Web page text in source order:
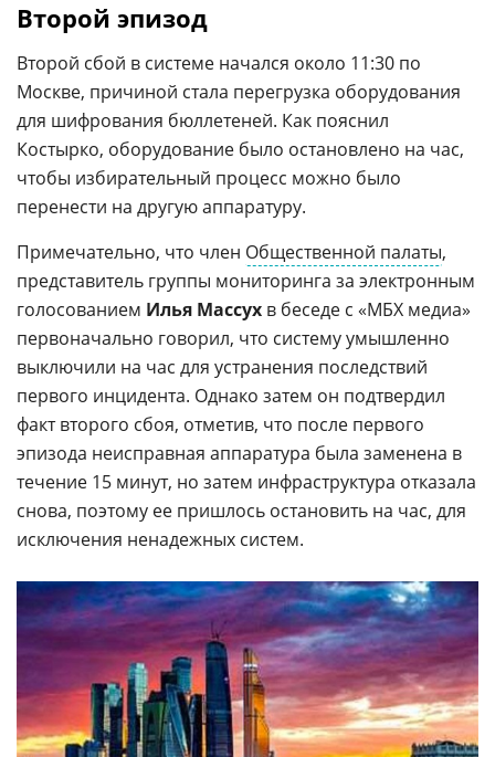
Второй эпизод
Второй сбой в системе начался около 11:30 по
Москве, причиной стала перегрузка оборудования
для шифрования бюллетеней. Как пояснил
Костырко, оборудование было остановлено на час,
чтобы избирательный процесс можно было
перенести на другую аппаратуру.
Примечательно, что член Общественной палаты,
представитель группы мониторинга за электронным
голосованием Илья Массух в беседе с «МБХ медиа»
первоначально говорил, что систему умышленно
выключили на час для устранения последствий
первого инцидента. Однако затем он подтвердил
факт второго сбоя, отметив, что после первого
эпизода неисправная аппаратура была заменена в
течение 15 минут, но затем инфраструктура отказала
снова, поэтому ее пришлось остановить на час, для
исключения ненадежных систем.